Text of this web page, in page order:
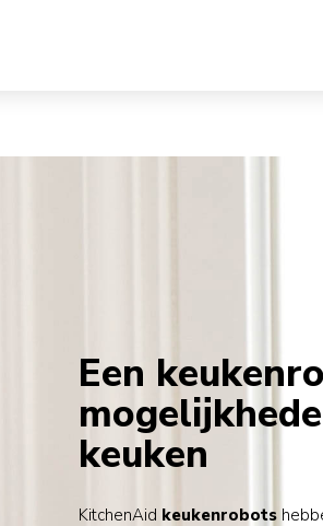
Een
keuken
KitchenAid keukenrobots